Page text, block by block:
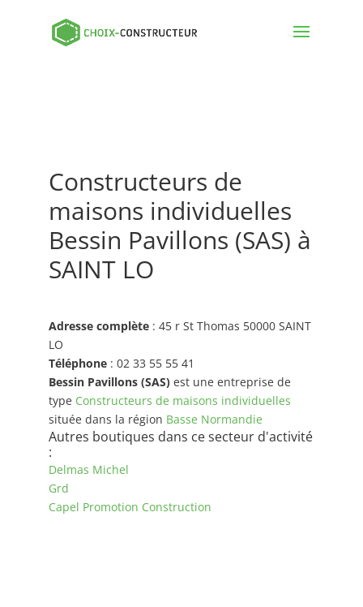
Constructeurs de
maisons individuelles
Bessin Pavillons (SAS) à
SAINT LO
Adresse complète: 45 r St Thomas 50000 SAINT
LO
Téléphone: 02 33 55 55 41
Bessin Pavillons (SAS)est une entreprise de
type Constructeurs de maisons individuelles
située dans la région Basse Normandie
Autres boutiques dans ce secteur d'activité
:
Delmas Michel
Grd
Capel Promotion Construction